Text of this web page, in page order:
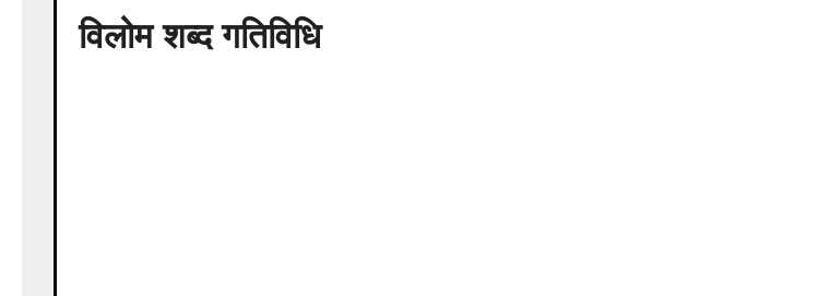
विलोम शब्द गतिविधि